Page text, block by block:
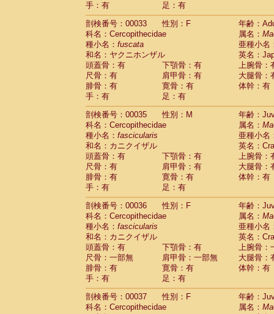
CercopithecidaeMacaca fuscata
CercopithecidaeMacaca fuscata
CercopithecidaeMacaca maura(4)
Cercopithecidae Macaca mulatta(101)
Cercopithecidae Macaca nemestrina(6)
Cercopithecidae Macaca nigra(1)
CercopithecidaeMacaca radiata(37)
CercopithecidaeMacaca silenus(1)
CercopithecidaeMacaca sinica (1)
CercopithecidaeMacaca sylvanus
CercopithecidaeMacaca thibetana (0)
Cercopithecidae Macaca tonkeana (0)
Cercopithecidae hybrid(2)
Cercopithecidae (0)
CercopithecidaeAllenopithecus
CercopithecidaeCercopithecus
CercopithecidaeCercopithecus
CercopithecidaeCercopithecus
CercopithecidaeCercopithecus diana
CercopithecidaeCercopithecus
Cercopithecidae
Cercopithecus
Cercopithecidae
Cercopithecus mitis
CercopithecidaeCercopithecus mitis
CercopithecidaeCercopithecus mitis
CercopithecidaeCercopithecus mona
CercopithecidaeCercopithecus
CercopithecidaeCercopithecus
CercopithecidaeCercopithecus
Cercopithecidae
Cercopithecusspp.(0)
手：有
足：有
剖検番号：00033
性別：F
年齢：
科名：Cercopithecidae
属名：
種小名： fuscata
亜種小名
和名：ヤクニホンザル
英名：
頭蓋骨：有
下顎骨：有
上腕骨：
尺骨：有
肩甲骨：有
大腿骨：
腓骨：有
寛骨：有
体幹：有
手：有
足：有
剖検番号：00035
性別：M
年齢：
科名：Cercopithecidae
属名：
種小名： fascicularis
亜種小名
和名：カニクイザル
英名：
頭蓋骨：有
下顎骨：有
上腕骨：
尺骨：有
肩甲骨：有
大腿骨：
腓骨：有
寛骨：有
体幹：有
手：有
足：有
剖検番号：00036
性別：F
年齢：
科名：Cercopithecidae
属名：
種小名： fascicularis
亜種小名
和名：カニクイザル
英名：
頭蓋骨：有
下顎骨：有
上腕骨：
尺骨：一部無
肩甲骨：一部無
大腿骨：
腓骨：有
寛骨：有
体幹：有
手：有
足：有
剖検番号：00037
性別：F
年齢：
科名：Cercopithecidae
属名：